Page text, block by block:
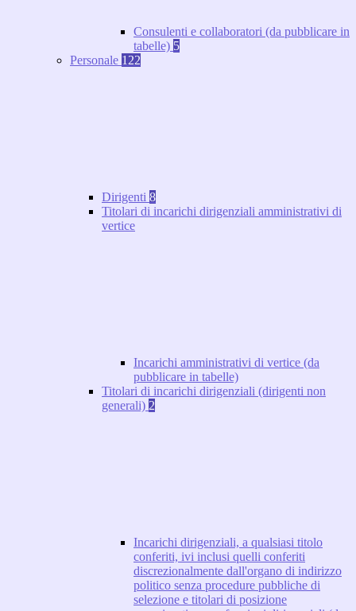
Consulenti e collaboratori (da pubblicare in
tabelle) 5
Personale 122
Dirigenti 8
Titolari di incarichi dirigenziali amministrativi di
vertice
Incarichi amministrativi di vertice (da
pubblicare in tabelle)
Titolari di incarichi dirigenziali (dirigenti non
generali) 2
Incarichi dirigenziali, a qualsiasi titolo
conferiti, ivi inclusi quelli conferiti
discrezionalmente dall'organo di indirizzo
politico senza procedure pubbliche di
selezione e titolari di posizione